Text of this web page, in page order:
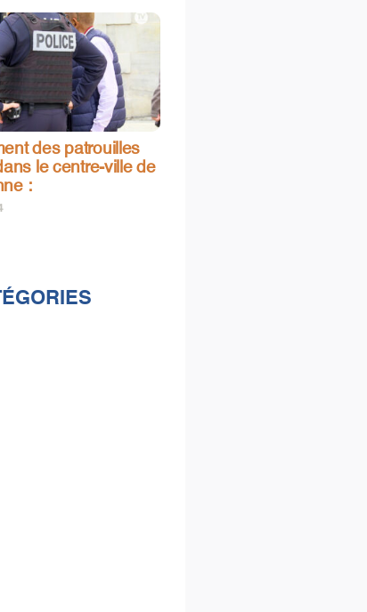
des patrouilles
le centre-ville de
: